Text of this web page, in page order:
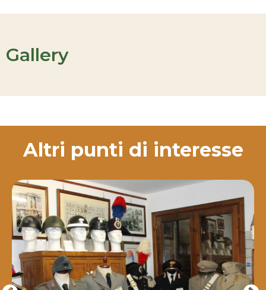
Gallery
Altri punti di interesse